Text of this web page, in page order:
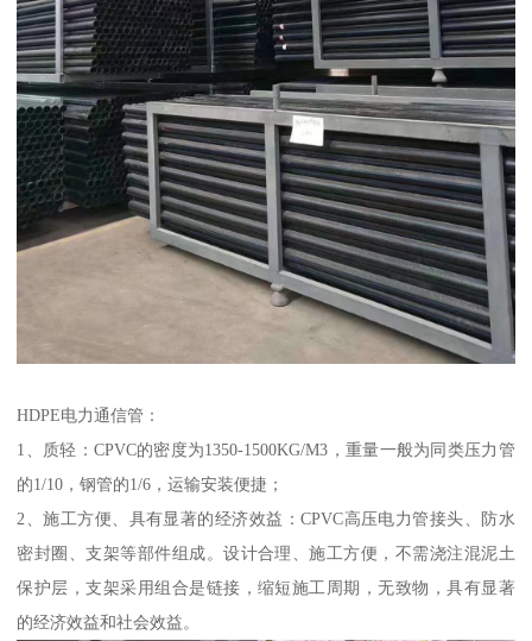
HDPE电力通信管：
1、质轻：CPVC的密度为1350-1500KG/M3，重量一般为同类压力管
的1/10，钢管的1/6，运输安装便捷；
2、施工方便、具有显著的经济效益：CPVC高压电力管接头、防水
密封圈、支架等部件组成。设计合理、施工方便，不需浇注混泥土
保护层，支架采用组合是链接，缩短施工周期，无致物，具有显著
的经济效益和社会效益。